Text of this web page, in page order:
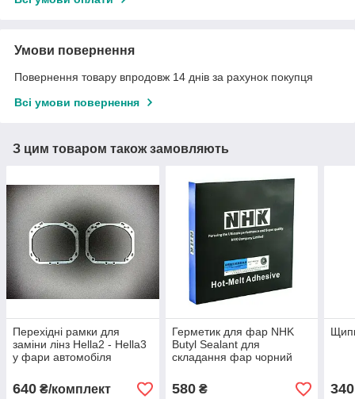
Умови повернення
Повернення товару впродовж 14 днів за рахунок покупця
Всі умови повернення
З цим товаром також замовляють
Перехідні рамки для
заміни лінз Hella2 - Hella3
у фари автомобіля
640 ₴/комплект
Герметик для фар NHK
Butyl Sealant для
складання фар чорний
580₴ 340